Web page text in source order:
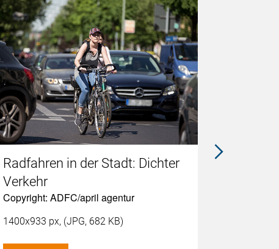
Radfahren in der Stadt: Dichter
Verkehr
Copyright: ADFC/april agentur
1400x933 px, (JPG, 682 KB)